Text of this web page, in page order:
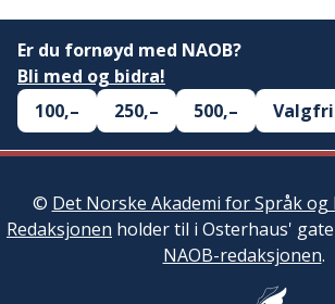
Er du fornøyd med NAOB?
Bli med og bidra!
100,–
250,– 500,–
© Det Norske Akademi for Språk
Redaksjonen holder til i Osterhaus' gate
NAOB-redaksjonen.